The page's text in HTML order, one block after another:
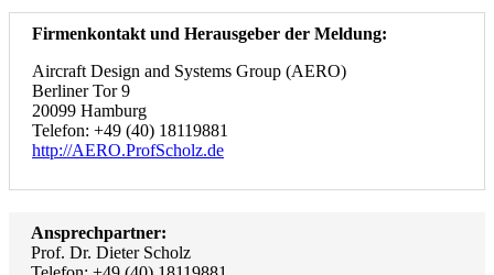
Firmenkontakt und Herausgeber der Meldung:
Aircraft Design and Systems Group (AERO)
Berliner Tor 9
20099 Hamburg
Telefon: +49 (40) 18119881
http://AERO.ProfScholz.de
Ansprechpartner:
Prof. Dr. Dieter Scholz